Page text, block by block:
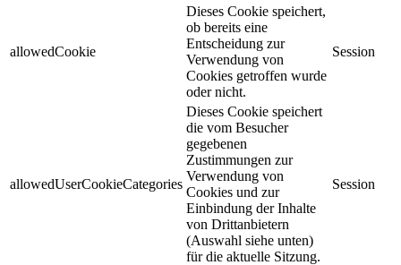
allowedCookie
Dieses Cookie speichert,
ob bereits eine
Entscheidung zur
Verwendung von
Cookies getroffen wurde
oder nicht.
Session
allowedUserCookieCategories
Dieses Cookie speichert
die vom Besucher
gegebenen
Zustimmungen zur
Verwendung von
Cookies und zur
Einbindung der Inhalte
von Drittanbietern
(Auswahl siehe unten)
für die aktuelle Sitzung.
Session